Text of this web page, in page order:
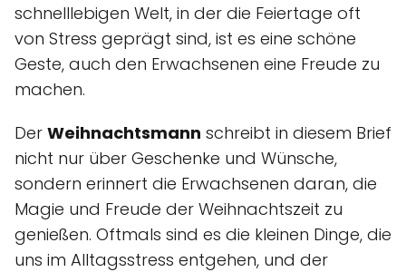
schnelllebigen Welt, in der die Feiertage oft
von Stress geprägt sind, ist es eine schöne
Geste, auch den Erwachsenen eine Freude zu
machen.
Der Weihnachtsmann schreibt in diesem Brief
nicht nur über Geschenke und Wünsche,
sondern erinnert die Erwachsenen daran, die
Magie und Freude der Weihnachtszeit zu
genießen. Oftmals sind es die kleinen Dinge, die
uns im Alltagsstress entgehen, und der